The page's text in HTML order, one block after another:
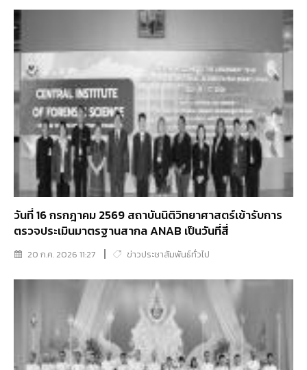
วันที่ 16 กรกฎาคม 2569 สถาบันนิติวิทยาศาสตร์เข้ารับการ
ตรวจประเมินมาตรฐานสากล ANAB เป็นวันที่สี่
20 ก.ค. 2026 11:27 ข่าวประชาสัมพันธ์ทั่วไป